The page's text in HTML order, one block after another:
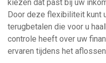
kiezen dat past bij uw
Door deze flexibiliteit kunt
terugbetalen die voor u
controle heeft over uw
ervaren tijdens het